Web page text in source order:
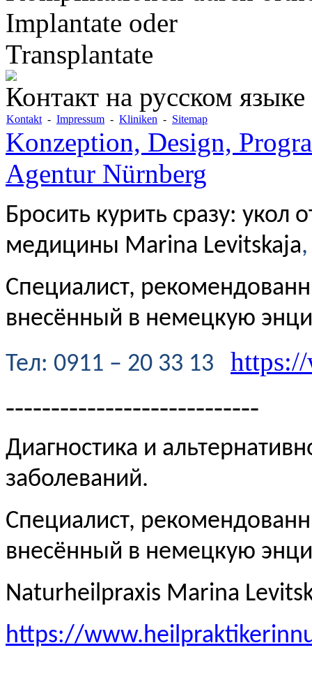
Implantate oder
Transplantate
Контакт на русском
Kontakt - Impressum - Kliniken - Sitemap
Konzeption, Design,
Agentur Nürnberg
Бросить курить сразу: укол
медицины Marina Levitskaja,
Специалист,
внесённый в немецкую
Teл: 0911 – 20 33 13
----------------------------
Диагностика и
заболеваний.
Специалист,
внесённый в немецкую
Naturheilpraxis Marina
https://